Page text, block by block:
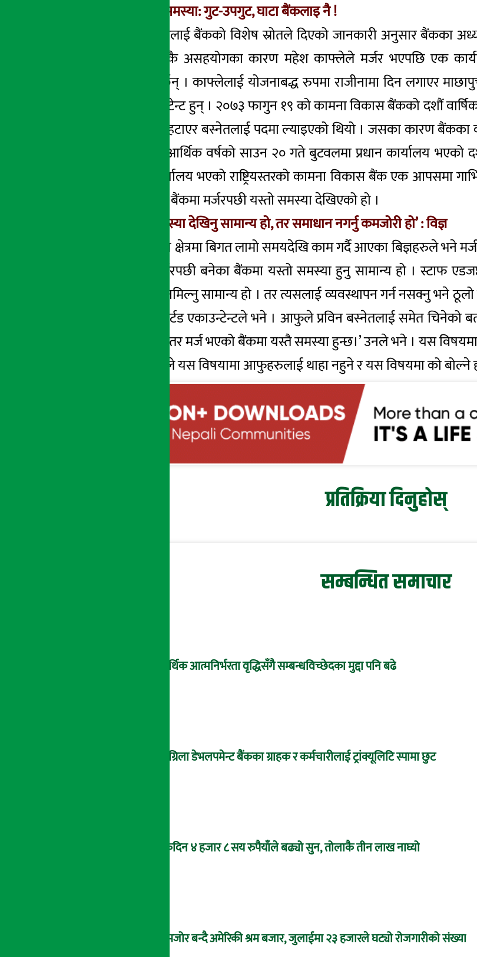
मर्जरले निम्त्याएको समस्या: गुट-उपगुट, घाटा बैंकलाइ नै !
अर्थ सरोकार डटकमलाई बैंकको विशेष स्रोतले दिएको जानकारी अनुसार बैंकका
असन्तुष्ट छन् । उनकै असहयोगका कारण महेश काफ्लेले मर्जर भएपछि एक
कर्मचारीहरु गर्ने गर्छन् । काफ्लेलाई योजनाबद्ध रुपमा राजीनामा दिन लगाएर
बस्नेत चार्टड एकाउन्टेन्ट हुन् । २०७३ फागुन १९ को कामना विकास बैंकको दशौं
अनुसार काफ्लेलाई हटाएर बस्नेतलाई पदमा ल्याइएको थियो । जसका कारण
सकेका छैनन् ।गत आर्थिक वर्षको साउन २० गते बुटवलमा प्रधान कार्यालय भएको
पोखरामा प्रधान कार्यालय भएको राष्ट्रियस्तरको कामना विकास बैंक एक आपसमा
कामना सेवा विकास बैंकमा मर्जरपछी यस्तो समस्या देखिएको हो ।
‘मर्जरपछि यस्तो समस्या देखिनु सामान्य हो, तर समाधान नगर्नु कमजोरी हो’ : विज्ञ
यता बैंक तथा वित्तिय क्षेत्रमा बिगत लामो समयदेखि काम गर्दै आएका बिज्ञहरुले भने
बताएका छन् । ‘मर्जरपछी बनेका बैंकमा यस्तो समस्या हुनु सामान्य हो । स्टाफ
आएकाहरुको कुरा नमिल्नु सामान्य हो । तर त्यसलाई व्यवस्थापन गर्न नसक्नु भने ठूलो
आएका एक बिज्ञ चार्टड एकाउन्टेन्टले भने । आफुले प्रविन बस्नेतलाई समेत चिनेको
क्यापेबल मान्छे हो । तर मर्ज भएको बैंकमा यस्तै समस्या हुन्छ।’ उनले भने । यस
तर बैंकका कर्मचारीले यस विषयामा आफुहरुलाई थाहा नहुने र यस विषयमा को बोल्ने
प्रतिक्रिया दिनुहोस्
सम्बन्धित समाचार
आर्थिक आत्मनिर्भरता वृद्धिसँगै सम्बन्धविच्छेदका मुद्दा पनि बढे
सांग्रिला डेभलपमेन्ट बैंकका ग्राहक र कर्मचारीलाई ट्रांक्यूलिटि स्पामा छुट
एकैदिन ४ हजार ८ सय रुपैयाँले बढ्यो सुन, तोलाकै तीन लाख नाघ्यो
कमजोर बन्दै अमेरिकी श्रम बजार, जुलाईमा २३ हजारले घट्यो रोजगारीको संख्या